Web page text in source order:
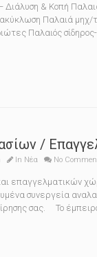
& Κοπή
Παλαιά μηχ/
Παλαιός σίδηρος-
/
In Νέα No
επαγγελματικών
συνεργεία
σας. Το